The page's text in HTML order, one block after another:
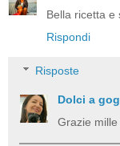
Bella ricetta e
Rispondi
Risposte
Dolci a
Grazie